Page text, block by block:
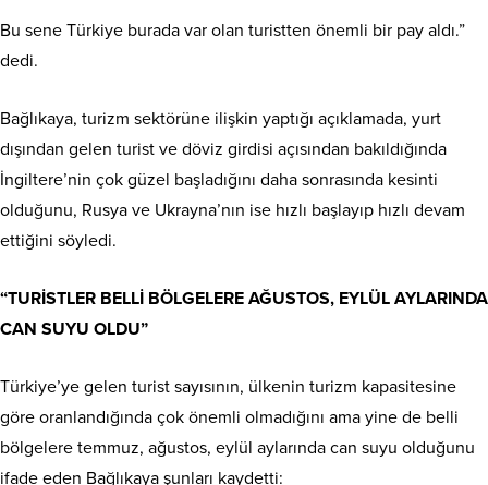
Bu sene Türkiye burada var olan turistten önemli bir pay aldı.”
dedi.
Bağlıkaya, turizm sektörüne ilişkin yaptığı açıklamada, yurt
dışından gelen turist ve döviz girdisi açısından bakıldığında
İngiltere’nin çok güzel başladığını daha sonrasında kesinti
olduğunu, Rusya ve Ukrayna’nın ise hızlı başlayıp hızlı devam
ettiğini söyledi.
“TURİSTLER BELLİ BÖLGELERE AĞUSTOS, EYLÜL AYLARINDA
CAN SUYU OLDU”
Türkiye’ye gelen turist sayısının, ülkenin turizm kapasitesine
göre oranlandığında çok önemli olmadığını ama yine de belli
bölgelere temmuz, ağustos, eylül aylarında can suyu olduğunu
ifade eden Bağlıkaya şunları kaydetti: